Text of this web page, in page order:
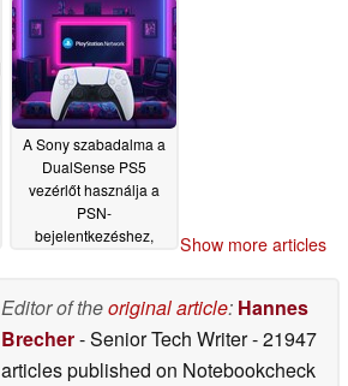
A Sony szabadalma a
DualSense PS5
vezérlőt használja a
PSN-
bejelentkezéshez,
Show more articles
Editor of theoriginal article: Hannes
Brecher- Senior Tech Writer- 21947
articles published on Notebookcheck